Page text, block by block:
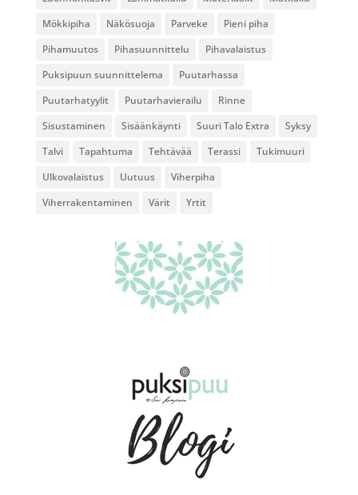
Mökkipiha
Näkösuoja Parveke
Pieni piha
Pihamuutos
Pihasuunnittelu
Pihavalaistus
Puksipuun suunnittelema
Puutarhassa
Puutarhatyylit
Puutarhavierailu
Rinne
Sisustaminen
Sisäänkäynti Suuri Talo Extra
Syksy
Talvi
Tapahtuma Tehtävää Terassi
Tukimuuri
Ulkovalaistus
Uutuus
Viherpiha
Viherrakentaminen
Värit Yrtit